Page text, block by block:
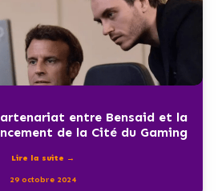
entre Bensaid et la
de la Cité du Gaming
Lire la suite →
29 octobre 2024